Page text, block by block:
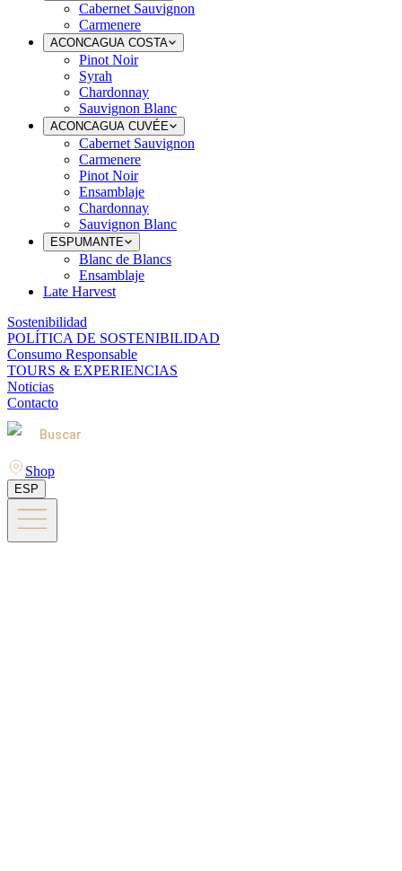
Cabernet Sauvignon
Carmenere
ACONCAGUA COSTA
Pinot Noir
Syrah
Chardonnay
Sauvignon Blanc
ACONCAGUA CUVÉE
Cabernet Sauvignon
Carmenere
Pinot Noir
Ensamblaje
Chardonnay
Sauvignon Blanc
ESPUMANTE
Blanc de Blancs
Ensamblaje
Late Harvest
Sostenibilidad
POLÍTICA DE SOSTENIBILIDAD
Consumo Responsable
TOURS & EXPERIENCIAS
Noticias
Contacto
Buscar
Shop
ESP